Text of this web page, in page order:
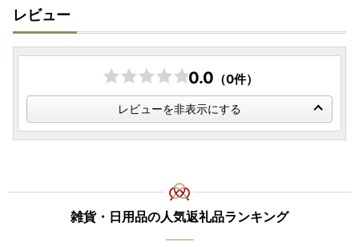
レビュー
0.0 （0件）
レビューを非表示にする
雑貨・日用品の人気返礼品ランキング